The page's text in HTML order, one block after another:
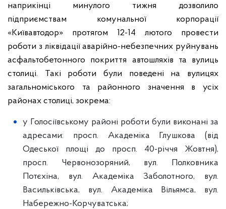
наприкінці минулого тижня дозволило
підприємствам комунальної корпорації
«Київавтодор» протягом 12-14 лютого провести
роботи з ліквідації аварійно-небезпечних руйнувань
асфальтобетонного покриття автошляхів та вулиць
столиці. Такі роботи були поведені на вулицях
загальноміського та районного значення в усіх
районах столиці, зокрема:
у Голосіївському районі роботи були виконані за
адресами: просп. Академіка Глушкова (від
Одеської площі до просп. 40-річчя Жовтня),
просп. Червонозоряний, вул. Полковника
Потєхіна, вул. Академіка Заболотного, вул.
Васильківська, вул. Академіка Вільямса, вул.
Набережно-Корчуватська;